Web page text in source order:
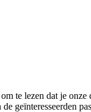
te lezen dat je
geïnteresseerden